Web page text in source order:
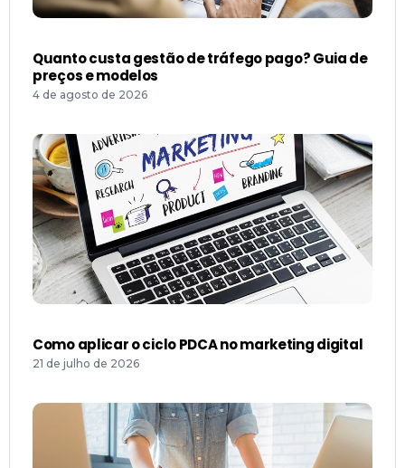
Quanto custa gestão de tráfego pago? Guia de
preços e modelos
4 de agosto de 2026
Como aplicar o ciclo PDCA no marketing digital
21 de julho de 2026